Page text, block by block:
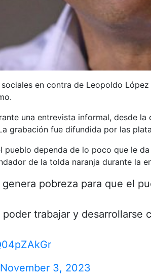
en contra de Leopoldo
una entrevista informal, desde
grabación fue difundida por las
pueblo dependa de lo poco que le
de la tolda naranja durante la
pobreza para que el
trabajar y desarrollarse
November 3, 2023